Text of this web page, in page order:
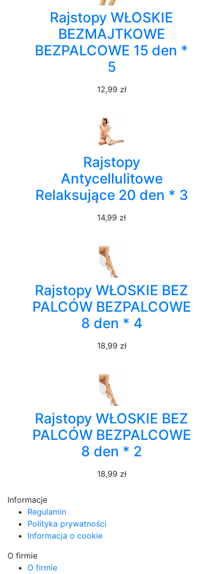
Rajstopy WŁOSKIE
BEZMAJTKOWE
BEZPALCOWE 15 den *
5
12,99 zł
Rajstopy
Antycellulitowe
Relaksujące 20 den * 3
14,99 zł
Rajstopy WŁOSKIE BEZ
PALCÓW BEZPALCOWE
8 den * 4
18,99 zł
Rajstopy WŁOSKIE BEZ
PALCÓW BEZPALCOWE
8 den * 2
18,99 zł
Informacje
Regulamin
Polityka prywatności
Informacja o cookie
O firmie
O firmie